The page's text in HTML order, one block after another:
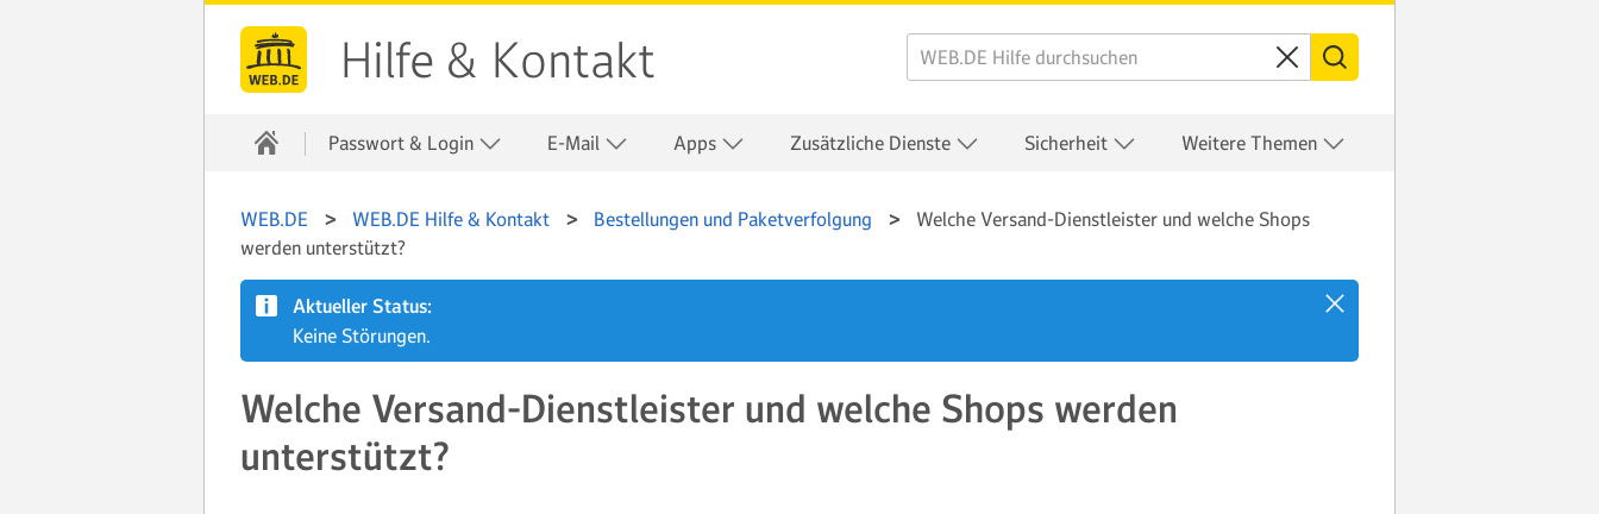
Hilfe & Kontakt
Passwort & Login E-Mail Apps Zusätzliche Dienste Sicherheit Weitere Themen
WEB.DE WEB.DE Hilfe & Kontakt Bestellungen und Paketverfolgung
Welche Versand-Dienstleister und welche Shops
werden unterstützt?
Aktueller Status:
Keine Störungen.
Welche Versand-Dienstleister und welche Shops werden
unterstützt?